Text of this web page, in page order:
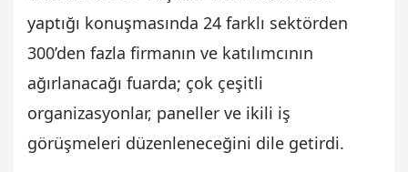
yaptığı konuşmasında 24 farklı sektörden
300’den fazla firmanın ve katılımcının
ağırlanacağı fuarda; çok çeşitli
organizasyonlar, paneller ve ikili iş
görüşmeleri düzenleneceğini dile getirdi.